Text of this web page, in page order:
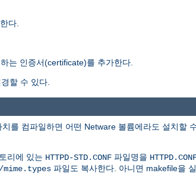
다.
는 인증서(certificate)를 추가한다.
할 수 있다.
를 컴파일하면 어떤 Netware 볼륨에라도 설치할
리에 있는 HTTPD-STD.CONF 파일명을
파일도 복사한다. 아니면 makefile을